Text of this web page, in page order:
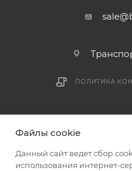
ПОЛИТИКА
Файлы cookie
Данный сайт ведет сбор
использования интернет-